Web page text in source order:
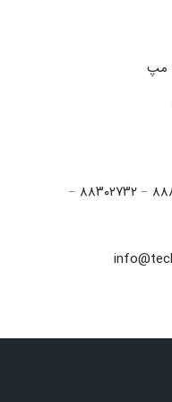
مپ
– ۸۸۳۰۲۷۳۲ –